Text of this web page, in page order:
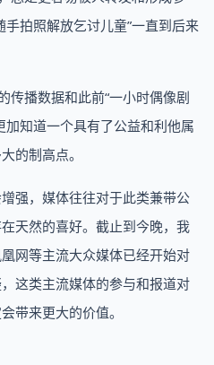
拍照解放乞讨儿童”一直到后来
传播数据和此前“一小时偶像剧
加知道一个具有了公益和利他属
的制高点。
强，媒体往往对于此类兼带公
天然的喜好。截止到今晚，我
网等主流大众媒体已经开始对
这类主流媒体的参与和报道对
带来更大的价值。